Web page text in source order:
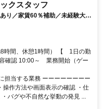
クスタッフ
り／家賃60％補助／未経験大歓
時間、休憩1時間） 【 1日の勤
確認 10:00～ 業務開始（ゲー
担当する業務 ーーーーーーーー
操作方法や画面表示の確認 ・仕
バグや不自然な挙動の発見 ...